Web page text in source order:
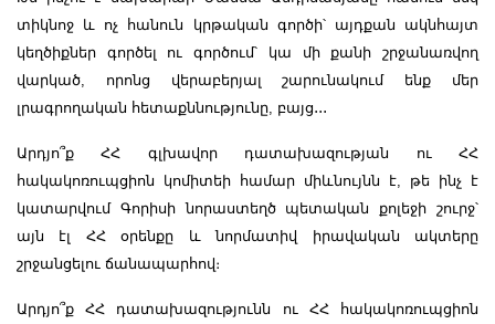
տիկնոջ և ոչ հանուն կրթական գործի՝ այդքան ակնհայտ
կեղծիքներ գործել ու գործում՝ կա մի քանի շրջանառվող
վարկած, որոնց վերաբերյալ շարունակում ենք մեր
լրագրողական հետաքննությունը, բայց․․․
Արդյո՞ք ՀՀ գլխավոր դատախազության ու ՀՀ
հակակոռուպցիոն կոմիտեի համար միևնույնն է, թե ինչ է
կատարվում Գորիսի նորաստեղծ պետական քոլեջի շուրջ՝
այն էլ ՀՀ օրենքը և նորմատիվ իրավական ակտերը
շրջանցելու ճանապարհով։
Արդյո՞ք ՀՀ դատախազությունն ու ՀՀ հակակոռուպցիոն